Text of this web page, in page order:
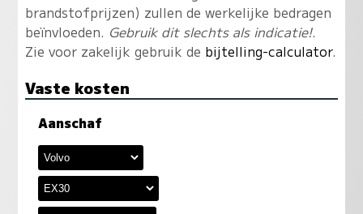
brandstofprijzen) zullen de werkelijke bedragen
beïnvloeden. Gebruik dit slechts als indicatie!.
Zie voor zakelijk gebruik de bijtelling-calculator.
Vaste kosten
Aanschaf